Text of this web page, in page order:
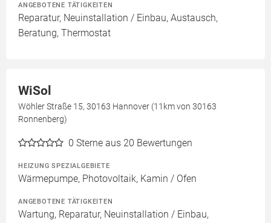
ANGEBOTENE TÄTIGKEITEN
Reparatur, Neuinstallation / Einbau, Austausch,
Beratung, Thermostat
WiSol
Wöhler Straße 15, 30163 Hannover (11km von 30163
Ronnenberg)
0 Sterne aus 20 Bewertungen
HEIZUNG SPEZIALGEBIETE
Wärmepumpe, Photovoltaik, Kamin / Ofen
ANGEBOTENE TÄTIGKEITEN
Wartung, Reparatur, Neuinstallation / Einbau,